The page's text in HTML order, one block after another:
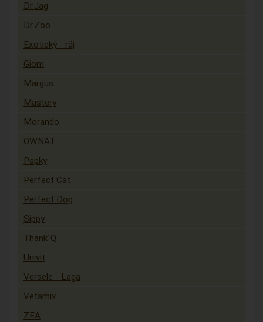
Dr.Jag
Dr.Zoo
Exotický - ráj
Giom
Margus
Mastery
Morando
OWNAT
Papky
Perfect Cat
Perfect Dog
Sippy
Thank´Q
Univit
Versele - Laga
Vetamix
ZEA